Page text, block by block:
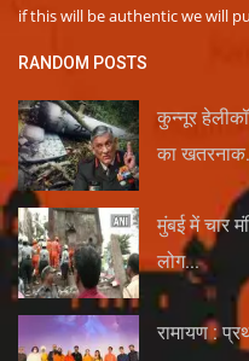
if this will be authentic we will
RANDOM POSTS
कुन्नूर
का
मुंबई में चार
लोग...
रामायण :